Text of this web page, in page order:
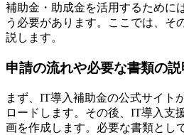
補助金・助成金を活用するために
う必要があります。ここでは、そ
説します。
申請の流れや必要な書類の説
まず、IT導入補助金の公式サイト
ロードします。その後、IT導入支
画を作成します。必要な書類とし